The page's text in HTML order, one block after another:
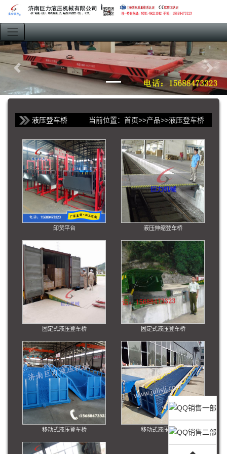
液压登车桥 当前位置： 首页>>产品>>液压登车桥
卸货平台 液压伸缩登车桥
固定式液压登车桥 固定式液压登车桥
移动式液压登车桥 移动式液压登车桥